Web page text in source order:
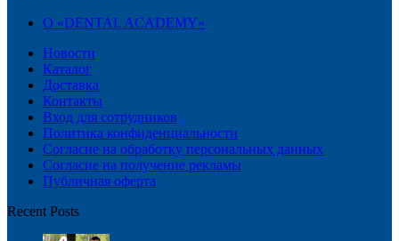
О «DENTAL ACADEMY»
Новости
Каталог
Доставка
Контакты
Вход для сотрудников
Политика конфиденциальности
Согласие на обработку персональных данных
Cогласие на получение рекламы
Публичная оферта
Recent Posts